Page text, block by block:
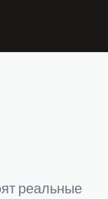
реальные